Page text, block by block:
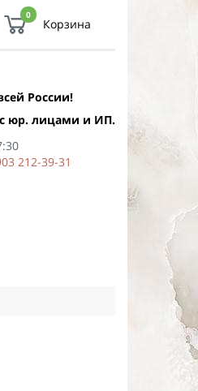
0
Корзина
России!
с юр. лицами и ИП.
212-39-31